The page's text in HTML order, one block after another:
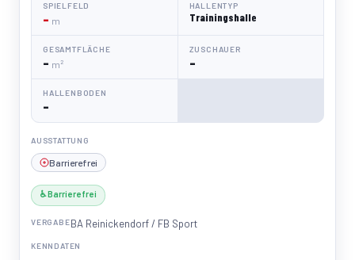
SPIELFELD
– m
HALLENTYP
Trainingshalle
GESAMTFLÄCHE
– m²
ZUSCHAUER
–
HALLENBODEN
–
AUSSTATTUNG
Barrierefrei
♿ Barrierefrei
VERGABEBA Reinickendorf / FB Sport
KENNDATEN